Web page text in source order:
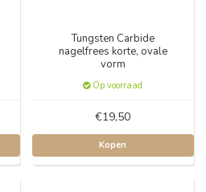
Tungsten Carbide
nagelfrees korte, ovale
vorm
Op voorraad
€19,50
Kopen